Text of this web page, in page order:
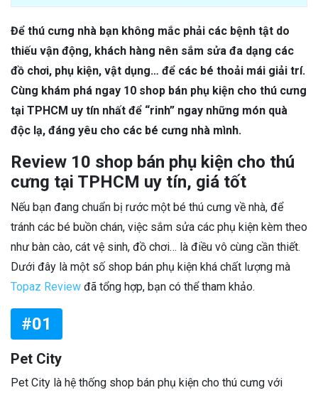
Để thú cưng nhà bạn không mắc phải các bệnh tật do
thiếu vận động, khách hàng nên sắm sửa đa dạng các
đồ chơi, phụ kiện, vật dụng… để các bé thoải mái giải trí.
Cùng khám phá ngay 10 shop bán phụ kiện cho thú cưng
tại TPHCM uy tín nhất để “rinh” ngay những món quà
độc lạ, đáng yêu cho các bé cưng nhà mình.
Review 10 shop bán phụ kiện cho thú
cưng tại TPHCM uy tín, giá tốt
Nếu bạn đang chuẩn bị rước một bé thú cưng về nhà, để
tránh các bé buồn chán, việc sắm sửa các phụ kiện kèm theo
như bàn cào, cát vệ sinh, đồ chơi… là điều vô cùng cần thiết.
Dưới đây là một số shop bán phụ kiện khá chất lượng mà
Topaz Review đã tổng hợp, bạn có thể tham khảo.
#01
Pet City
Pet City là hệ thống shop bán phụ kiện cho thú cưng với